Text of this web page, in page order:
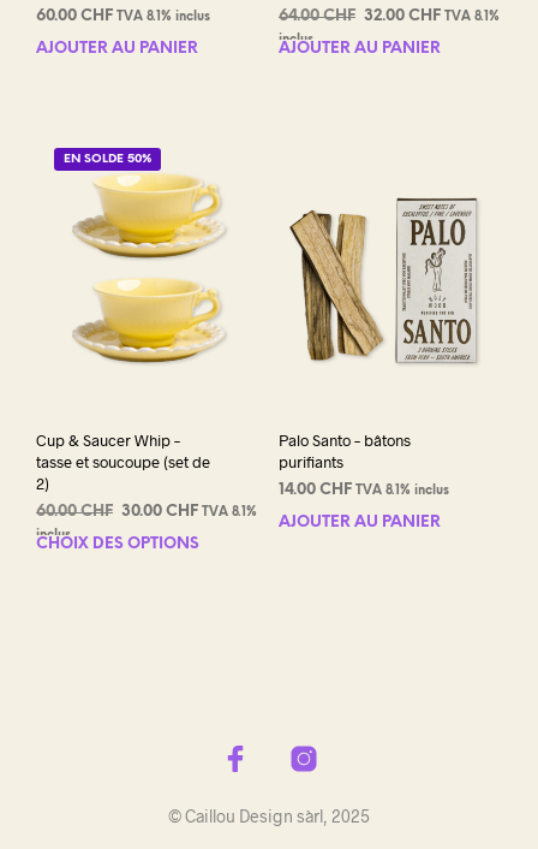
60.00 CHF TVA 8.1% inclus
AJOUTER AU PANIER
64.00CHF Le
prix
32.00 CHFLeTVA 8.1%
inclus
AJOUTER AU PANIER
EN SOLDE 50%
Cup & Saucer Whip –
tasse et soucoupe (set de
2)
60.00CHF Le
prix
30.00 CHFLeTVA 8.1%
inclus
CHOIX DES OPTIONS
choisies
la
Palo Santo – bâtons
purifiants
14.00 CHF TVA 8.1% inclus
AJOUTER AU PANIER
© Caillou Design sàrl, 2025